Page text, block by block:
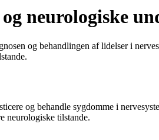
neurologiske
og behandlingen af lidelser i
og behandle sygdomme i
neurologiske tilstande.